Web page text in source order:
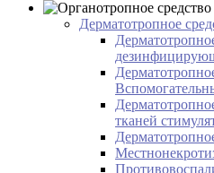
Дерматотропное
тканей